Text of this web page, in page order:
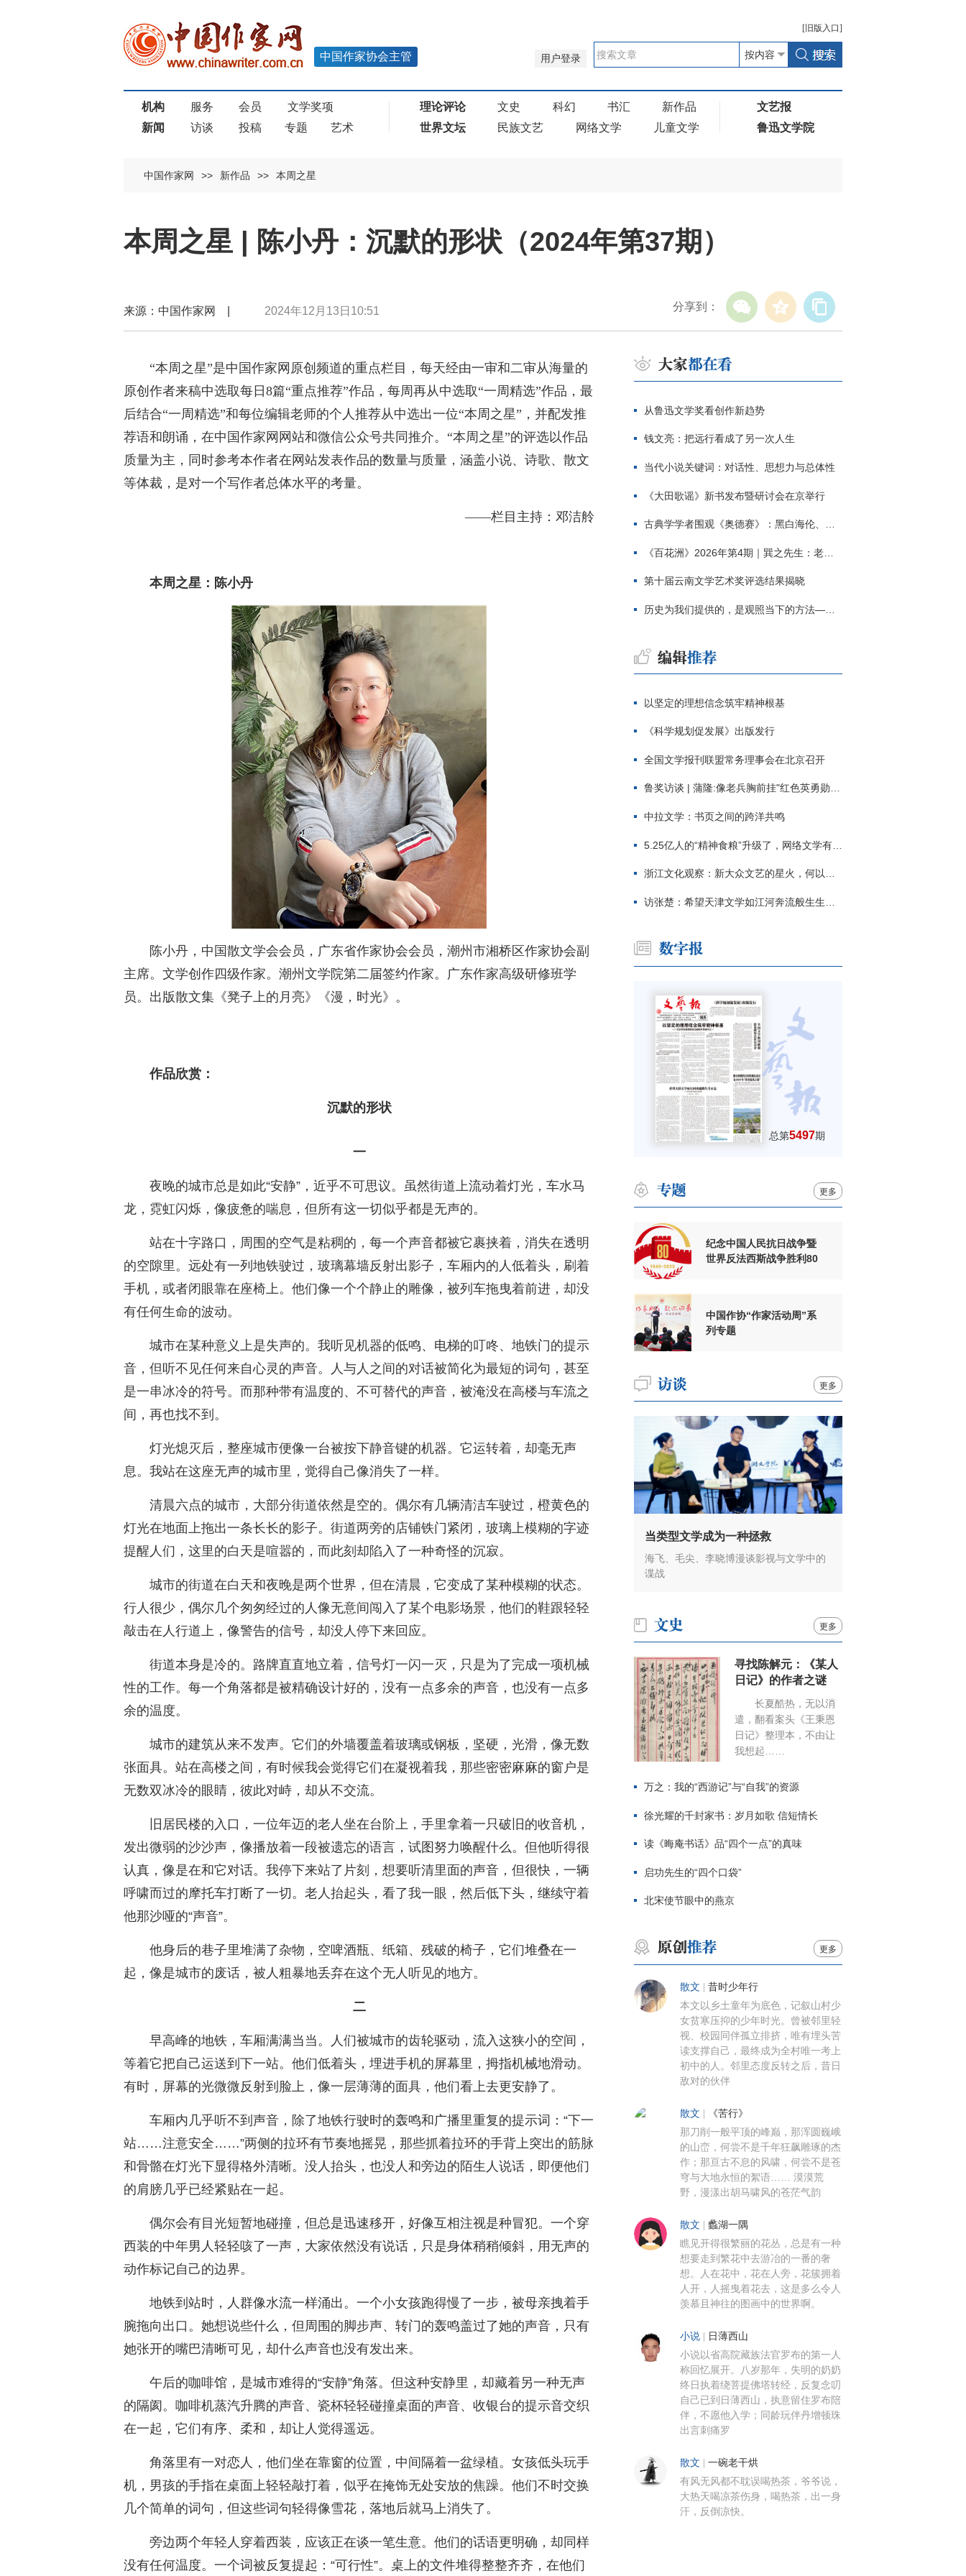
[ 旧版 入口]
用户登录
中国作家协会主管
机构 服务 会员
文学奖项
新闻
访谈 投稿 专题 艺术
理论评论 文史 科幻 书汇
新作品
世界文坛
民族文艺 网络文学 儿童文学
文艺报
鲁迅文学院
中国作家网 >> 新作品 >> 本周之星
本周之星 | 陈小丹：沉默的形状（2024年第37期）
分享到：
来源：中国作家网 | 2024年12月13日10:51
“本周之星”是中国作家网原创频道的重点栏目，每天经由一审和二审从海量的
原创作者来稿中选取每日8篇“重点推荐”作品，每周再从中选取“一周精选”作品，最
后结合“一周精选”和每位编辑老师的个人推荐从中选出一位“本周之星”，并配发推
荐语和朗诵，在中国作家网网站和微信公众号共同推介。“本周之星”的评选以作品
质量为主，同时参考本作者在网站发表作品的数量与质量，涵盖小说、诗歌、散文
等体裁，是对一个写作者总体水平的考量。
——栏目主持：邓洁舲
本周之星：陈小丹
陈小丹，中国散文学会会员，广东省作家协会会员，潮州市湘桥区作家协会副
主席。文学创作四级作家。潮州文学院第二届签约作家。广东作家高级研修班学
员。出版散文集《凳子上的月亮》《漫，时光》。
作品欣赏：
沉默的形状
一
夜晚的城市总是如此“安静”，近乎不可思议。虽然街道上流动着灯光，车水马
龙，霓虹闪烁，像疲惫的喘息，但所有这一切似乎都是无声的。
站在十字路口，周围的空气是粘稠的，每一个声音都被它裹挟着，消失在透明
的空隙里。远处有一列地铁驶过，玻璃幕墙反射出影子，车厢内的人低着头，刷着
手机，或者闭眼靠在座椅上。他们像一个个静止的雕像，被列车拖曳着前进，却没
有任何生命的波动。
城市在某种意义上是失声的。我听见机器的低鸣、电梯的叮咚、地铁门的提示
音，但听不见任何来自心灵的声音。人与人之间的对话被简化为最短的词句，甚至
是一串冰冷的符号。而那种带有温度的、不可替代的声音，被淹没在高楼与车流之
间，再也找不到。
灯光熄灭后，整座城市便像一台被按下静音键的机器。它运转着，却毫无声
息。我站在这座无声的城市里，觉得自己像消失了一样。
清晨六点的城市，大部分街道依然是空的。偶尔有几辆清洁车驶过，橙黄色的
灯光在地面上拖出一条长长的影子。街道两旁的店铺铁门紧闭，玻璃上模糊的字迹
提醒人们，这里的白天是喧嚣的，而此刻却陷入了一种奇怪的沉寂。
城市的街道在白天和夜晚是两个世界，但在清晨，它变成了某种模糊的状态。
行人很少，偶尔几个匆匆经过的人像无意间闯入了某个电影场景，他们的鞋跟轻轻
敲击在人行道上，像警告的信号，却没人停下来回应。
街道本身是冷的。路牌直直地立着，信号灯一闪一灭，只是为了完成一项机械
性的工作。每一个角落都是被精确设计好的，没有一点多余的声音，也没有一点多
余的温度。
城市的建筑从来不发声。它们的外墙覆盖着玻璃或钢板，坚硬，光滑，像无数
张面具。站在高楼之间，有时候我会觉得它们在凝视着我，那些密密麻麻的窗户是
无数双冰冷的眼睛，彼此对峙，却从不交流。
旧居民楼的入口，一位年迈的老人坐在台阶上，手里拿着一只破旧的收音机，
发出微弱的沙沙声，像播放着一段被遗忘的语言，试图努力唤醒什么。但他听得很
认真，像是在和它对话。我停下来站了片刻，想要听清里面的声音，但很快，一辆
呼啸而过的摩托车打断了一切。老人抬起头，看了我一眼，然后低下头，继续守着
他那沙哑的“声音”。
他身后的巷子里堆满了杂物，空啤酒瓶、纸箱、残破的椅子，它们堆叠在一
起，像是城市的废话，被人粗暴地丢弃在这个无人听见的地方。
二
早高峰的地铁，车厢满满当当。人们被城市的齿轮驱动，流入这狭小的空间，
等着它把自己运送到下一站。他们低着头，埋进手机的屏幕里，拇指机械地滑动。
有时，屏幕的光微微反射到脸上，像一层薄薄的面具，他们看上去更安静了。
车厢内几乎听不到声音，除了地铁行驶时的轰鸣和广播里重复的提示词：“下一
站……注意安全……”两侧的拉环有节奏地摇晃，那些抓着拉环的手背上突出的筋脉
和骨骼在灯光下显得格外清晰。没人抬头，也没人和旁边的陌生人说话，即便他们
的肩膀几乎已经紧贴在一起。
偶尔会有目光短暂地碰撞，但总是迅速移开，好像互相注视是种冒犯。一个穿
西装的中年男人轻轻咳了一声，大家依然没有说话，只是身体稍稍倾斜，用无声的
动作标记自己的边界。
地铁到站时，人群像水流一样涌出。一个小女孩跑得慢了一步，被母亲拽着手
腕拖向出口。她想说些什么，但周围的脚步声、转门的轰鸣盖过了她的声音，只有
她张开的嘴巴清晰可见，却什么声音也没有发出来。
午后的咖啡馆，是城市难得的“安静”角落。但这种安静里，却藏着另一种无声
的隔阂。咖啡机蒸汽升腾的声音、瓷杯轻轻碰撞桌面的声音、收银台的提示音交织
在一起，它们有序、柔和，却让人觉得遥远。
角落里有一对恋人，他们坐在靠窗的位置，中间隔着一盆绿植。女孩低头玩手
机，男孩的手指在桌面上轻轻敲打着，似乎在掩饰无处安放的焦躁。他们不时交换
几个简单的词句，但这些词句轻得像雪花，落地后就马上消失了。
旁边两个年轻人穿着西装，应该正在谈一笔生意。他们的话语更明确，却同样
没有任何温度。一个词被反复提起：“可行性”。桌上的文件堆得整整齐齐，在他们
从鲁迅文学奖看创作新趋势
钱文亮：把远行看成了另一次人生
当代小说关键词：对话性、思想力与总体性
《大田歌谣》新书发布暨研讨会在京举行
古典学学者围观《奥德赛》：黑白海伦、佩涅罗佩的别针与神秘入侵者
《百花洲》2026年第4期｜巽之先生：老兵朱向前侧记三题
第十届云南文学艺术奖评选结果揭晓
历史为我们提供的，是观照当下的方法——历史题材非虚构写作多人谈
以坚定的理想信念筑牢精神根基
《科学规划促发展》出版发行
全国文学报刊联盟常务理事会在北京召开
鲁奖访谈 | 蒲隆:像老兵胸前挂"红色英勇勋章"
中拉文学：书页之间的跨洋共鸣
5.25亿人的“精神食粮”升级了，网络文学有了哪些新变化？
浙江文化观察：新大众文艺的星火，何以燎原？
访张楚：希望天津文学如江河奔流般生生不息
总第5497期
更多
纪念中国人民抗日战争暨
世界反法西斯战争胜利80
中国作协“作家活动周”系
列专题
更多
当类型文学成为一种拯救
海飞、毛尖、李晓博漫谈影视与文学中的
谍战
更多
寻找陈解元：《某人
日记》的作者之谜
长夏酷热，无以消
遣，翻看案头《王秉恩
日记》整理本，不由让
我想起……
万之：我的“西游记”与“自我”的资源
徐光耀的千封家书：岁月如歌 信短情长
读《晦庵书话》品“四个一点”的真味
启功先生的“四个口袋”
北宋使节眼中的燕京
更多
散文 昔时少年行
本文以乡土童年为底色，记叙山村少
女贫寒压抑的少年时光。曾被邻里轻
视、校园同伴孤立排挤，唯有埋头苦
读支撑自己，最终成为全村唯一考上
初中的人。邻里态度反转之后，昔日
敌对的伙伴
散文 《苦行》
那刀削一般平顶的峰巅，那浑圆巍峨
的山峦，何尝不是千年狂飙雕琢的杰
作；那亘古不息的风啸，何尝不是苍
穹与大地永恒的絮语…… 漠漠荒
野，漫漾出胡马啸风的苍茫气韵
散文 蠡湖一隅
瞧见开得很繁丽的花丛，总是有一种
想要走到繁花中去游冶的一番的奢
想。人在花中，花在人旁，花簇拥着
人开，人摇曳着花去，这是多么令人
羡慕且神往的图画中的世界啊。
小说 日薄西山
小说以省高院藏族法官罗布的第一人
称回忆展开。八岁那年，失明的奶奶
终日执着绕菩提佛塔转经，反复念叨
自己已到日薄西山，执意留住罗布陪
伴，不愿他入学；同龄玩伴丹增顿珠
出言刺痛罗
散文 一碗老干烘
有风无风都不耽误喝热茶，爷爷说，
大热天喝凉茶伤身，喝热茶，出一身
汗，反倒凉快。